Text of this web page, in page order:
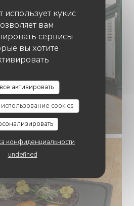
использует кукис
вам
сервисы
вы хотите
активировать
использование cookies
конфиденциальности
undefined
BOGOTA